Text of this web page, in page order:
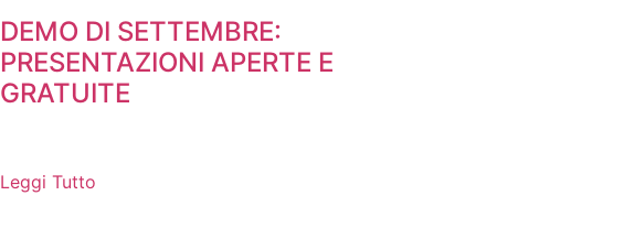
DEMO DI SETTEMBRE:
PRESENTAZIONI APERTE E
GRATUITE
Leggi Tutto